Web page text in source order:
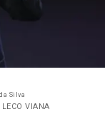
Silva
VIANA